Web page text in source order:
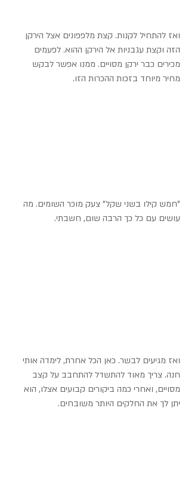
ואז להתחיל לקנות. קצת מלפפונים אצל הירקן
הזה וקצת עגבניות אל הירקן ההוא. לפעמים
מכירים כבר ירקן מסויים. ממנו אפשר לבקש
מחיר מיוחד בזכות ההכרות הזו.
"חמש קילו בשני שקל" צעק מוכר השומים. מה
עושים עם כל כך הרבה שום, חשבתי.
ואז מגיעים לבשר. כאן הכל אחרת, לימדה אותי
חנה. צריך מאוד להתשדל להתחבב על קצב
מסויים, ואחרי כמה ביקורים קבועים אצלו, הוא
יתן לך את החלקים היותר משובחים.